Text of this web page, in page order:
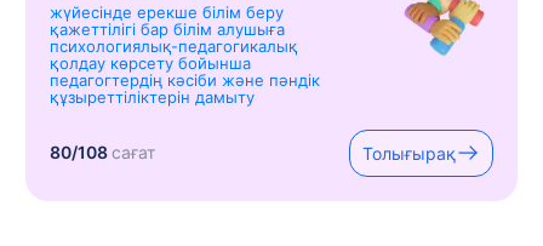
жүйесінде ерекше білім беру
қажеттілігі бар білім алушыға
психологиялық-педагогикалық
қолдау көрсету бойынша
педагогтердің кәсіби және пәндік
құзыреттіліктерін дамыту
80/108сағат Толығырақ